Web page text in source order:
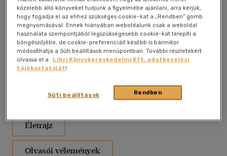
Művei
Életrajz
Olvasói vélemények
40 db / oldal
Alkalmaz
közelebb álló könyveket tudjunk a figyelmébe ajánlani, arra kérjük,
hogy fogadja el az ehhez szükséges cookie-kat a „Rendben” gomb
megnyomásával. Ennek hiányában weboldalunk csak a weboldal
használata szempontjából legszükségesebb cookie-kat telepíti a
böngészőjébe, de cookie-preferenciáit később is bármikor
módosíthatja a Süti beállítások menüpontban. További részletekért
olvassa el a
Libri Könyvkereskedelmi Kft. adatkezelési
tájékoztatóját!
Rendben
Süti beállítások